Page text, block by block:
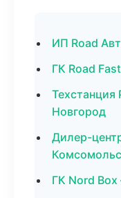
ИП Road
ГК Road
Техстанция
Новгород
Дилер-
ГК Nord